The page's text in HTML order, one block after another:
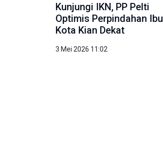
Kunjungi IKN, PP Pelti
Optimis Perpindahan Ibu
Kota Kian Dekat
3 Mei 2026 11:02